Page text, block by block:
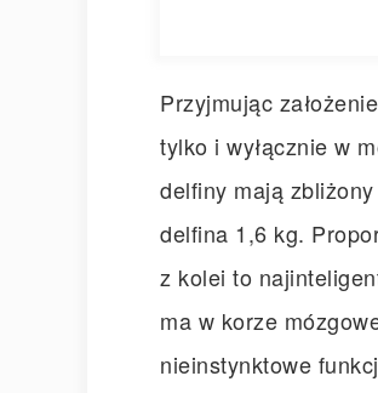
Przyjmując
tylko i wyłącznie w
delfiny mają
delfina 1,6 kg.
z kolei to
ma w korze
nieinstynktowe